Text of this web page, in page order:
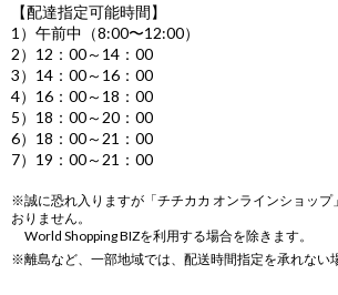
【配達指定可能時間】
1）午前中（8:00〜12:00）
2）12：00～14：00
3）14：00～16：00
4）16：00～18：00
5）18：00～20：00
6）18：00～21：00
7）19：00～21：00
※誠に恐れ入りますが「チチカカ オンラインショップ
おりません。
World Shopping BIZを利用する場合を除きます。
※離島など、一部地域では、配送時間指定を承れない